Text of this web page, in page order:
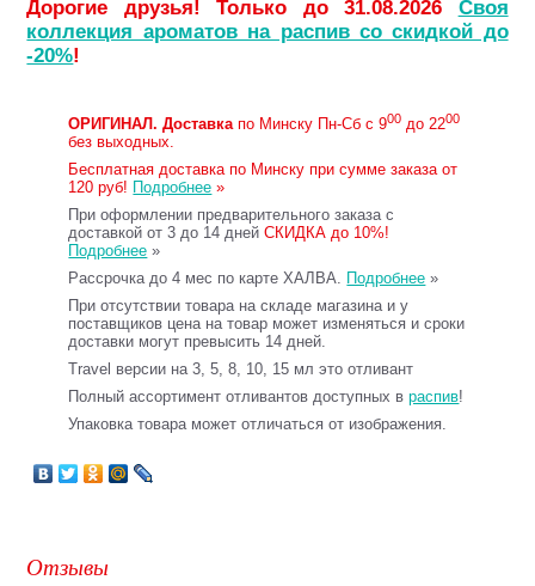
Дорогие друзья! Только до 31.08.2026 Своя
коллекция ароматов на распив со скидкой до
-20%!
ОРИГИНАЛ. Доставкапо Минску Пн-Сб с 900 до 2200
без выходных.
Бесплатная доставка по Минску при сумме заказа от
120 руб! Подробнее »
При оформлении предварительного заказа с
доставкой от 3 до 14 днейСКИДКА до 10%!
Подробнее »
Рассрочка до 4 мес по карте ХАЛВА. Подробнее »
При отсутствии товара на складе магазина и у
поставщиков цена на товар может изменяться и сроки
доставки могут превысить 14 дней.
Travel версии на 3, 5, 8, 10, 15 мл это отливант
Полный ассортимент отливантов доступных враспив!
Упаковка товара может отличаться от изображения.
Отзывы